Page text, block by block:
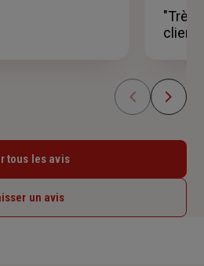
"Très
client"
tous les avis
un avis